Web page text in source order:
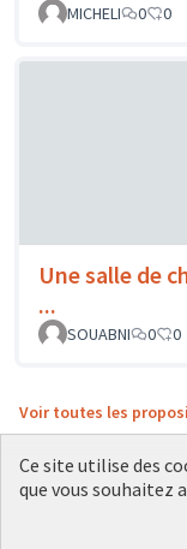
MICHELI 0 0
Une salle de
...
SOUABNI
0 0
Voir toutes les
Ce site utilise des
que vous souhaitez